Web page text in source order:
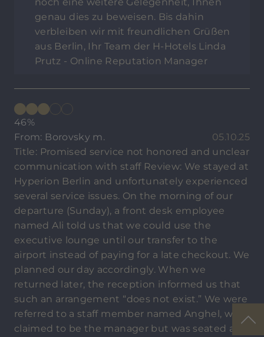
genau dies zu beweisen. Bis dahin
verbleiben wir mit freundlichen Grüßen
aus Berlin, Ihr Team der H-Hotels Linda
Prutz - Online Reputation Manager
46%
From: Borovsky m.
05.10.25
Title: Promised service not honored and unclear
communication with staff Review: We stayed at
Hyperion Berlin and unfortunately experienced
several service issues. On the morning of our
departure (Sunday), a front desk employee
named Ali told us that we could use the
executive lounge until our transfer to the
airport instead of paying for a late checkout. We
planned our day accordingly. When we
returned later, the reception informed us that
such an arrangement “does not exist.” We were
referred to a staff member named Anghel, who
claimed to be the manager but was seated at